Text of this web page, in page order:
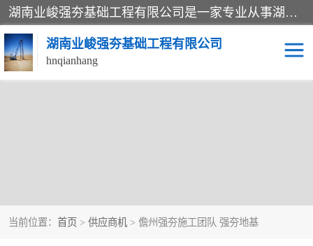
湖南业峻强夯基础工程有限公司是一家专业从事湖南强夯基础工程、强夯机租赁，地基处理的施工单位。业务覆盖：湖南、广东，江西等地。可承接1000KN.m-25000KN.m强夯（置换）工程。公司创始人是国内较早期从事强夯施工的建设者，经过多年的一步一个脚印的发展，在行业内具有较高的度和良好的口碑。
湖南业峻强夯基础工程有限公司
hnqianhang
当前位置： 首页 > 供应商机 > 儋州强夯施工团队 强夯地基